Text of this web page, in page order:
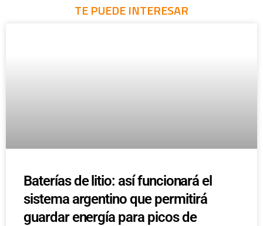
TE PUEDE INTERESAR
Baterías de litio: así funcionará el
sistema argentino que permitirá
guardar energía para picos de